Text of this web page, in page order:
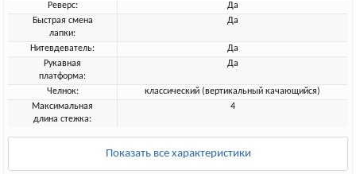
Реверс:
Да
Быстрая смена
лапки:
Да
Нитевдеватель:
Да
Рукавная
платформа:
Да
Челнок:
классический (вертикальный качающийся)
Максимальная
длина стежка:
4
Показать все характеристики